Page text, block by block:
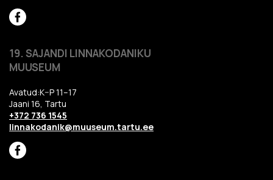
19. SAJANDI LINNAKODANIKU
MUUSEUM
Avatud:K–P 11–17
Jaani 16, Tartu
+372 736 1545
linnakodanik@muuseum.tartu.ee